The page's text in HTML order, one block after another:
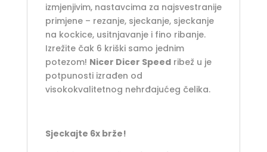
izmjenjivim, nastavcima za najsvestranije
primjene – rezanje, sjeckanje, sjeckanje
na kockice, usitnjavanje i fino ribanje.
Izrežite čak 6 kriški samo jednim
potezom! Nicer Dicer Speed​​ribež u je
potpunosti izrađen od
visokokvalitetnog nehrđajućeg čelika.
Sjeckajte 6x brže!